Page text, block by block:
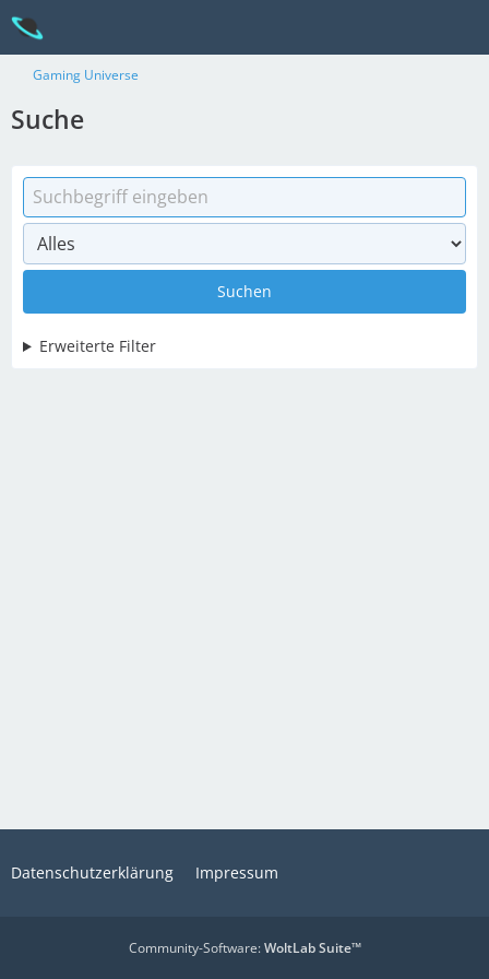
Gaming Universe
Suche
Suchen
Erweiterte Filter
Datenschutzerklärung Impressum
Community-Software:WoltLab Suite™